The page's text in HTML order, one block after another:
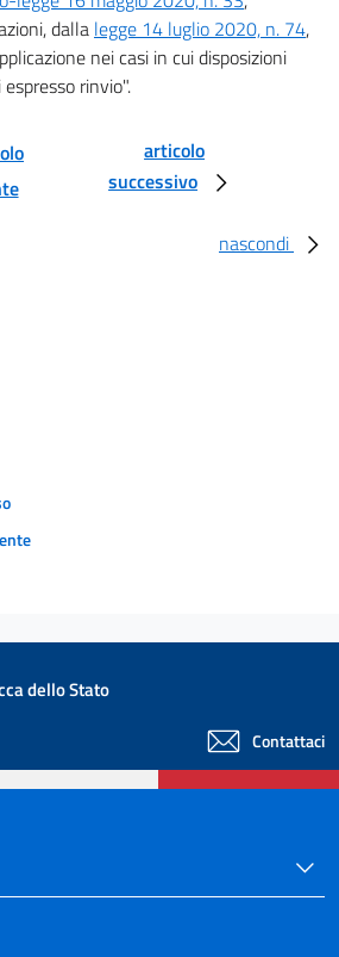
dalla legge 14 luglio 2020, n. 74,
nei casi in cui disposizioni
rinvio".
articolo
successivo
nascondi
dello Stato
Contattaci